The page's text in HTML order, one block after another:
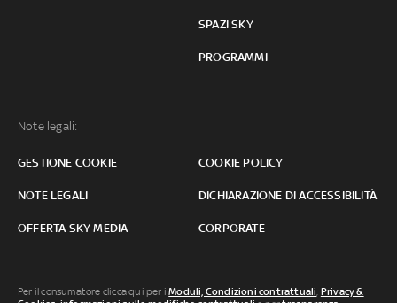
SPAZI SKY
PROGRAMMI
Note legali:
GESTIONE COOKIE COOKIE POLICY
NOTE LEGALI DICHIARAZIONE DI ACCESSIBILITÀ
OFFERTA SKY MEDIA CORPORATE
Per il consumatore clicca qui per iModuli, Condizioni contrattuali, Privacy &